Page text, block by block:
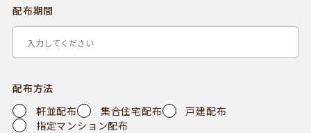
配布期間
配布方法
軒並配布
集合住宅配布
戸建配布
指定マンション配布